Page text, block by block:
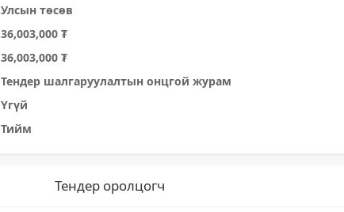
Улсын төсөв
36,003,000 ₮
36,003,000 ₮
Тендер шалгаруулалтын онцгой журам
Үгүй
Тийм
Тендер оролцогч